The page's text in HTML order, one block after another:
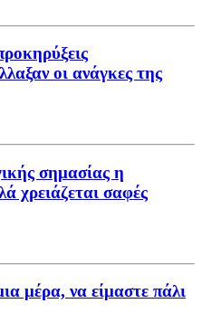
οι ανάγκες της
σημασίας η
χρειάζεται σαφές
μέρα, να είμαστε πάλι